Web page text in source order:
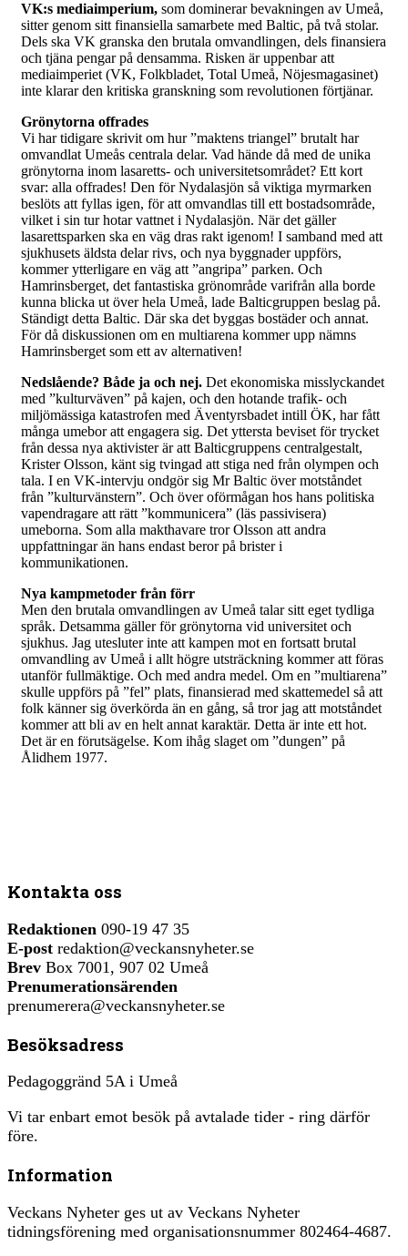
VK:s mediaimperium, som dominerar bevakningen av Umeå,
sitter genom sitt finansiella samarbete med Baltic, på två stolar.
Dels ska VK granska den brutala omvandlingen, dels finansiera
och tjäna pengar på densamma. Risken är uppenbar att
mediaimperiet (VK, Folkbladet, Total Umeå, Nöjesmagasinet)
inte klarar den kritiska granskning som revolutionen förtjänar.
Grönytorna offrades
Vi har tidigare skrivit om hur ”maktens triangel” brutalt har
omvandlat Umeås centrala delar. Vad hände då med de unika
grönytorna inom lasaretts- och universitetsområdet? Ett kort
svar: alla offrades! Den för Nydalasjön så viktiga myrmarken
beslöts att fyllas igen, för att omvandlas till ett bostadsområde,
vilket i sin tur hotar vattnet i Nydalasjön. När det gäller
lasarettsparken ska en väg dras rakt igenom! I samband med att
sjukhusets äldsta delar rivs, och nya byggnader uppförs,
kommer ytterligare en väg att ”angripa” parken. Och
Hamrinsberget, det fantastiska grönområde varifrån alla borde
kunna blicka ut över hela Umeå, lade Balticgruppen beslag på.
Ständigt detta Baltic. Där ska det byggas bostäder och annat.
För då diskussionen om en multiarena kommer upp nämns
Hamrinsberget som ett av alternativen!
Nedslående? Både ja och nej. Det ekonomiska misslyckandet
med ”kulturväven” på kajen, och den hotande trafik- och
miljömässiga katastrofen med Äventyrsbadet intill ÖK, har fått
många umebor att engagera sig. Det yttersta beviset för trycket
från dessa nya aktivister är att Balticgruppens centralgestalt,
Krister Olsson, känt sig tvingad att stiga ned från olympen och
tala. I en VK-intervju ondgör sig Mr Baltic över motståndet
från ”kulturvänstern”. Och över oförmågan hos hans politiska
vapendragare att rätt ”kommunicera” (läs passivisera)
umeborna. Som alla makthavare tror Olsson att andra
uppfattningar än hans endast beror på brister i
kommunikationen.
Nya kampmetoder från förr
Men den brutala omvandlingen av Umeå talar sitt eget tydliga
språk. Detsamma gäller för grönytorna vid universitet och
sjukhus. Jag utesluter inte att kampen mot en fortsatt brutal
omvandling av Umeå i allt högre utsträckning kommer att föras
utanför fullmäktige. Och med andra medel. Om en ”multiarena”
skulle uppförs på ”fel” plats, finansierad med skattemedel så att
folk känner sig överkörda än en gång, så tror jag att motståndet
kommer att bli av en helt annat karaktär. Detta är inte ett hot.
Det är en förutsägelse. Kom ihåg slaget om ”dungen” på
Ålidhem 1977.
Kontakta oss
Redaktionen 090-19 47 35
E-post redaktion@veckansnyheter.se
Brev Box 7001, 907 02 Umeå
Prenumerationsärenden
prenumerera@veckansnyheter.se
Besöksadress
Pedagoggränd 5A i Umeå
Vi tar enbart emot besök på avtalade tider - ring därför
före.
Information
Veckans Nyheter ges ut av Veckans Nyheter
tidningsförening med organisationsnummer 802464-4687.